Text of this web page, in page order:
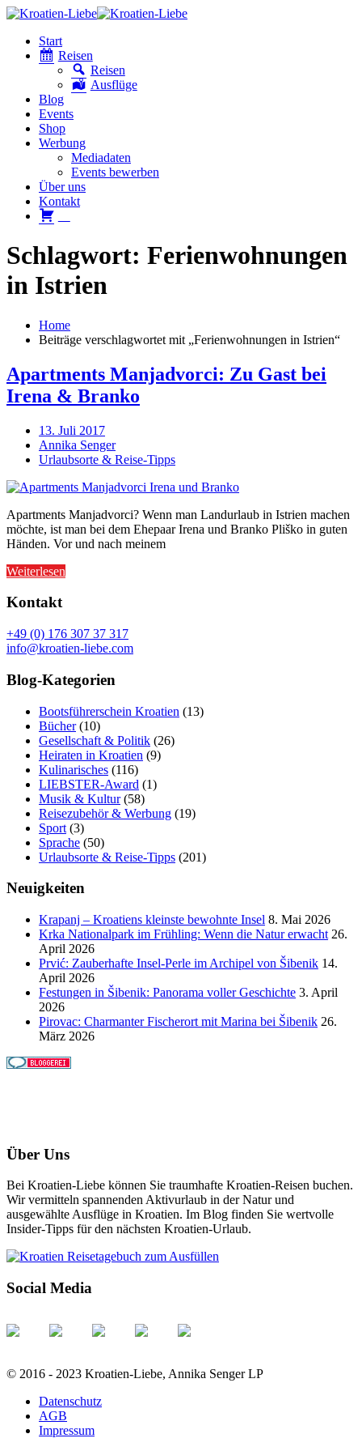
Start
Reisen
Reisen
Ausflüge
Blog
Events
Shop
Werbung
Mediadaten
Events bewerben
Über uns
Kontakt
Schlagwort: Ferienwohnungen
in Istrien
Home
Beiträge verschlagwortet mit „Ferienwohnungen in Istrien“
Apartments Manjadvorci: Zu Gast bei
Irena & Branko
13. Juli 2017
Annika Senger
Urlaubsorte & Reise-Tipps
Apartments Manjadvorci? Wenn man Landurlaub in Istrien machen
möchte, ist man bei dem Ehepaar Irena und Branko Pliško in guten
Händen. Vor und nach meinem
Weiterlesen
Kontakt
+49 (0) 176 307 37 317
info@kroatien-liebe.com
Blog-Kategorien
Bootsführerschein Kroatien (13)
Bücher(10)
Gesellschaft & Politik (26)
Heiraten in Kroatien (9)
Kulinarisches (116)
LIEBSTER-Award (1)
Musik & Kultur(58)
Reisezubehör & Werbung (19)
Sport (3)
Sprache (50)
Urlaubsorte & Reise-Tipps (201)
Neuigkeiten
Krapanj – Kroatiens kleinste bewohnte Insel 8. Mai 2026
Krka Nationalpark im Frühling: Wenn die Natur erwacht 26.
April 2026
Prvić: Zauberhafte Insel-Perle im Archipel von Šibenik 14.
April 2026
Festungen in Šibenik: Panorama voller Geschichte 3. April
2026
Pirovac: Charmanter Fischerort mit Marina bei Šibenik 26.
März 2026
Über Uns
Bei Kroatien-Liebe können Sie traumhafte Kroatien-Reisen buchen.
Wir vermitteln spannenden Aktivurlaub in der Natur und
ausgewählte Ausflüge in Kroatien. Im Blog finden Sie wertvolle
Insider-Tipps für den nächsten Kroatien-Urlaub.
Social Media
© 2016 - 2023 Kroatien-Liebe, Annika Senger LP
Datenschutz
AGB
Impressum